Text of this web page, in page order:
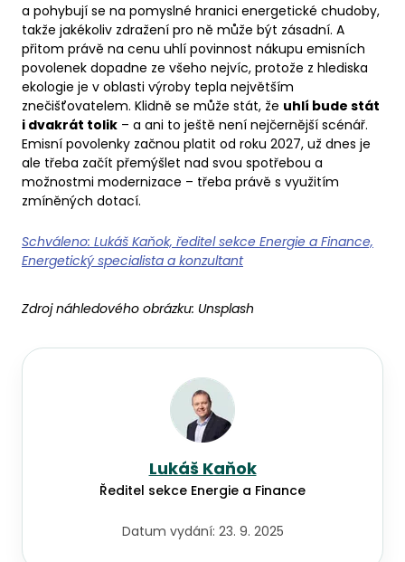
a pohybují se na pomyslné hranici energetické chudoby,
takže jakékoliv zdražení pro ně může být zásadní. A
přitom právě na cenu uhlí povinnost nákupu emisních
povolenek dopadne ze všeho nejvíc, protože z hlediska
ekologie je v oblasti výroby tepla největším
znečišťovatelem. Klidně se může stát, že uhlí bude stát
i dvakrát tolik – a ani to ještě není nejčernější scénář.
Emisní povolenky začnou platit od roku 2027, už dnes je
ale třeba začít přemýšlet nad svou spotřebou a
možnostmi modernizace – třeba právě s využitím
zmíněných dotací.
Schváleno: Lukáš Kaňok, ředitel sekce Energie a Finance,
Energetický specialista a konzultant
Zdroj náhledového obrázku: Unsplash
Lukáš Kaňok
Ředitel sekce Energie a Finance
Datum vydání: 23. 9. 2025